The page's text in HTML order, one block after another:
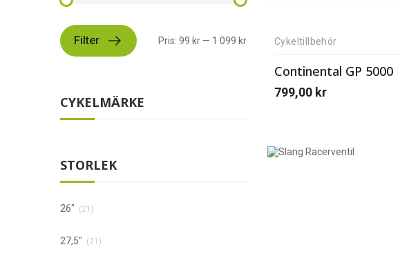
Filter Pris: 99 kr — 1 099 kr
CYKELMÄRKE
STORLEK
26" (21)
27,5" (21)
Cykeltillbehör
Continental GP 5000
799,00 kr